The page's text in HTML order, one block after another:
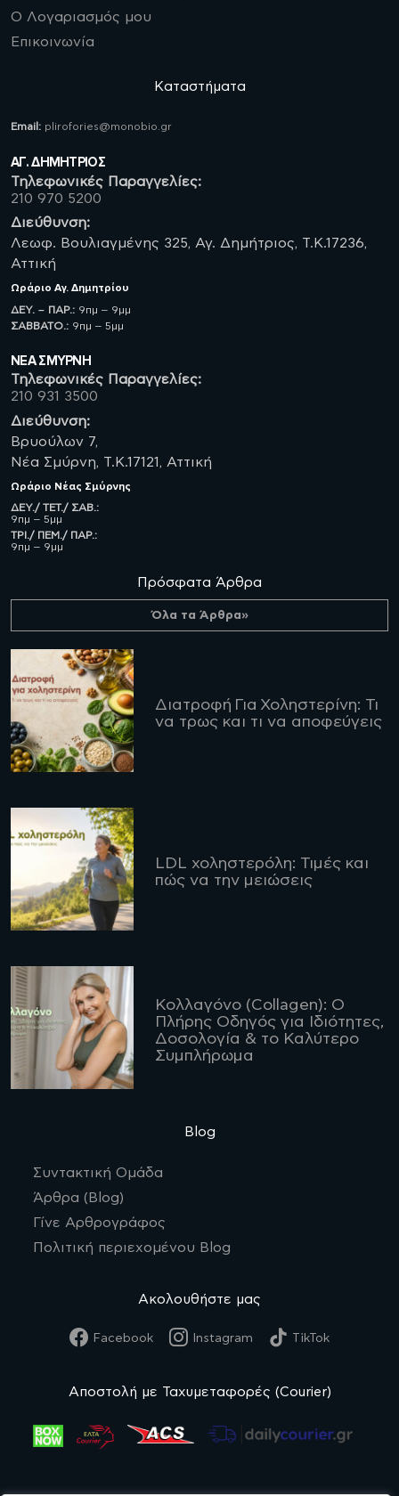
Ο Λογαριασμός μου
Επικοινωνία
Καταστήματα
Email: plirofories@monobio.gr
ΑΓ. ΔΗΜΗΤΡΙΟΣ
Τηλεφωνικές Παραγγελίες:
210 970 5200
Διεύθυνση:
Λεωφ. Βουλιαγμένης 325, Αγ. Δημήτριος, Τ.Κ.17236,
Αττική
Ωράριο Αγ. Δημητρίου
ΔΕΥ. – ΠΑΡ.: 9πμ – 9μμ
ΣΑΒBATO.: 9πμ – 5μμ
ΝΈΑ ΣΜΥΡΝΗ
Τηλεφωνικές Παραγγελίες:
210 931 3500
Διεύθυνση:
Βρυούλων 7,
Νέα Σμύρνη, Τ.Κ.17121, Αττική
Ωράριο Νέας Σμύρνης
ΔΕΥ./ ΤΕΤ./ ΣΑΒ.:
9πμ – 5μμ
ΤΡΙ./ ΠΕΜ./ ΠΑΡ.:
9πμ – 9μμ
Πρόσφατα Άρθρα
Όλα τα Άρθρα»
Διατροφή Για Χοληστερίνη: Τι
να τρως και τι να αποφεύγεις
LDL χοληστερόλη: Τιμές και
πώς να την μειώσεις
Κολλαγόνο (Collagen): Ο
Πλήρης Οδηγός για Ιδιότητες,
Δοσολογία & το Καλύτερο
Συμπλήρωμα
Blog
Συντακτική Ομάδα
Άρθρα (Blog)
Γίνε Αρθρογράφος
Πολιτική περιεχομένου Blog
Ακολουθήστε μας
Facebook Instagram TikTok
Αποστολή με Ταχυμεταφορές (Courier)